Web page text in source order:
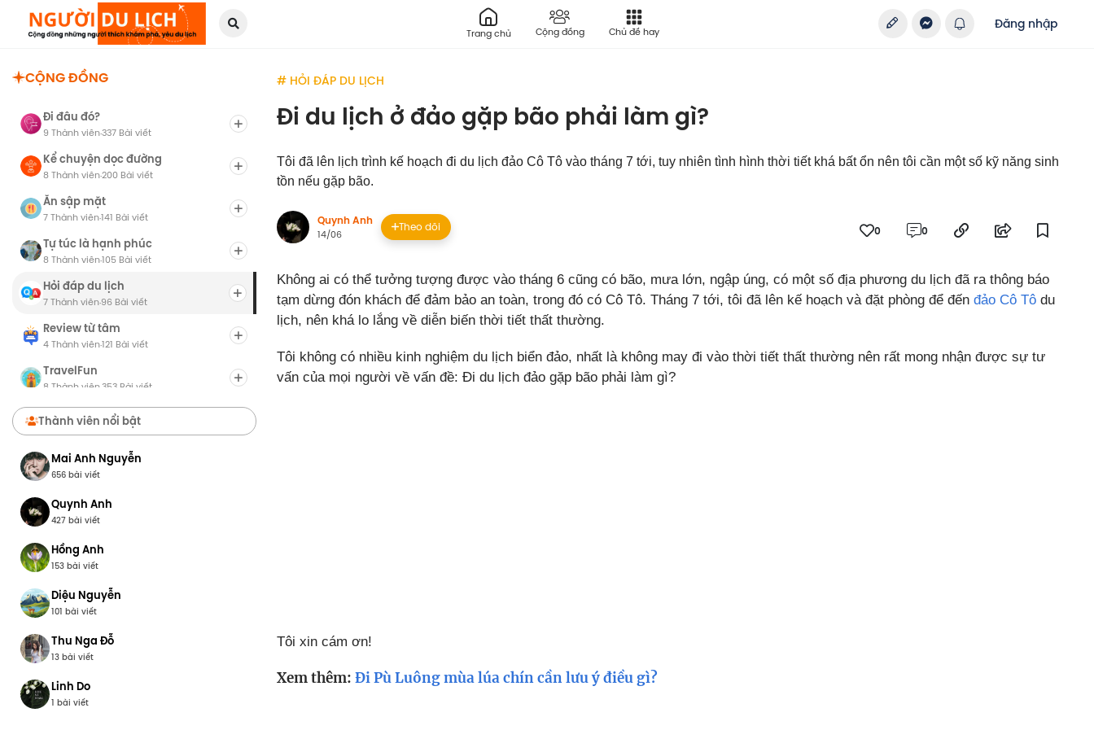
Trang chủ Cộng đồng Chủ đề hay
Đăng nhập
CỘNG ĐỒNG
Đi đâu đó?
9 Thành viên·337 Bài viết
Kể chuyện dọc đường
8 Thành viên·200 Bài viết
Ăn sập mặt
7 Thành viên·141 Bài viết
Tự túc là hạnh phúc
8 Thành viên·105 Bài viết
Hỏi đáp du lịch
7 Thành viên·96 Bài viết
Review từ tâm
4 Thành viên·121 Bài viết
TravelFun
8 Thành viên353 Bài viết
Chợ Du Lịch
8 Thành viên 0 Bài viết
Thành viên nổi bật
Mai Anh Nguyễn
656 bài viết
Quynh Anh
427 bài viết
Hồng Anh
153 bài viết
Diệu Nguyễn
101 bài viết
Thu Nga Đỗ
13 bài viết
Linh Do
1 bài viết
# HỎI ĐÁP DU LỊCH
Đi du lịch ở đảo gặp bão phải làm gì?
Tôi đã lên lịch trình kế hoạch đi du lịch đảo Cô Tô vào tháng 7 tới, tuy nhiên tình hình thời tiết khá bất ổn nên tôi cần một số kỹ năng sinh
tồn nếu gặp bão.
Quynh Anh
14/06
Theo dõi 0 0
Không ai có thể tưởng tượng được vào tháng 6 cũng có bão, mưa lớn, ngập úng, có một số địa phương du lịch đã ra thông báo
tạm dừng đón khách để đảm bảo an toàn, trong đó có Cô Tô. Tháng 7 tới, tôi đã lên kế hoạch và đặt phòng để đến đảo Cô Tô du
lịch, nên khá lo lắng về diễn biến thời tiết thất thường.
Tôi không có nhiều kinh nghiệm du lịch biển đảo, nhất là không may đi vào thời tiết thất thường nên rất mong nhận được sự tư
vấn của mọi người về vấn đề: Đi du lịch đảo gặp bão phải làm gì?
Tôi xin cám ơn!
Xem thêm: Đi Pù Luông mùa lúa chín cần lưu ý điều gì?